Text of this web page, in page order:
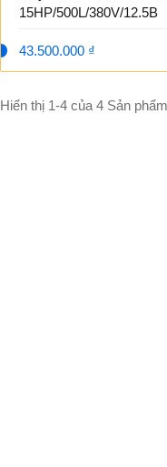
15HP/500L/380V/12.5B
43.500.000 ₫
Hiển thị 1-4 của 4 Sản phẩm